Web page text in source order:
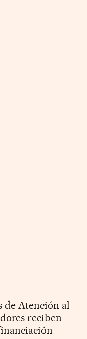
de Atención al
reciben